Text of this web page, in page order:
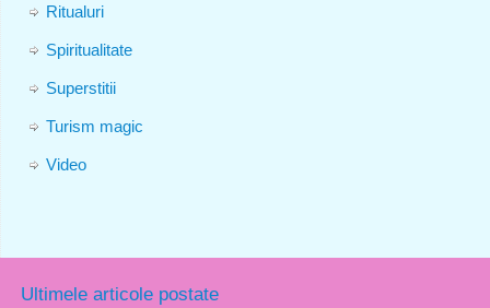
Ritualuri
Spiritualitate
Superstitii
Turism magic
Video
Ultimele articole postate